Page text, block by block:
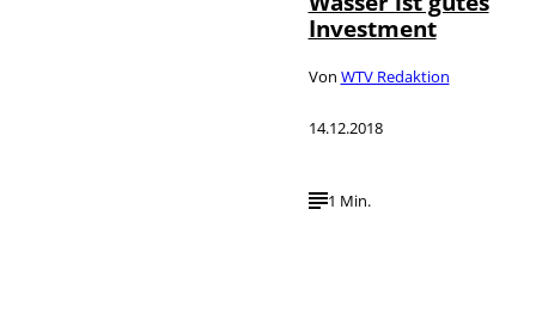
Investment
Von WTV Redaktion
14.12.2018
1 Min.